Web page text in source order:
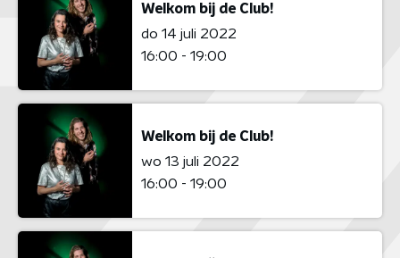
Welkom bij de Club!
do 14 juli 2022
16:00 - 19:00
Welkom bij de Club!
wo 13 juli 2022
16:00 - 19:00